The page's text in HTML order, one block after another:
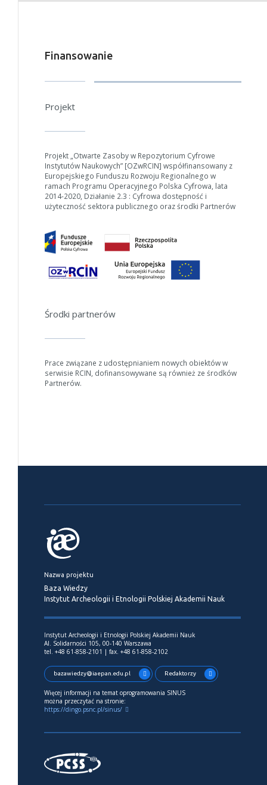
Finansowanie
Projekt
Projekt „Otwarte Zasoby w Repozytorium Cyfrowe
Instytutów Naukowych” [OZwRCIN] współfinansowany z
Europejskiego Funduszu Rozwoju Regionalnego w
ramach Programu Operacyjnego Polska Cyfrowa, lata
2014-2020, Działanie 2.3 : Cyfrowa dostępność i
użyteczność sektora publicznego oraz środki Partnerów
Środki partnerów
Prace związane z udostępnianiem nowych obiektów w
serwisie RCIN, dofinansowywane są również ze środków
Partnerów.
Nazwa projektu
Baza Wiedzy
Instytut Archeologii i Etnologii Polskiej Akademii Nauk
Instytut Archeologii i Etnologii Polskiej Akademii Nauk
Al. Solidarności 105, 00-140 Warszawa
tel. +48 61-858-2101 | fax. +48 61-858-2102
bazawiedzy@iaepan.edu.pl Redaktorzy
Więcej informacji na temat oprogramowania SINUS
można przeczytać na stronie:
https://dingo.psnc.pl/sinus/